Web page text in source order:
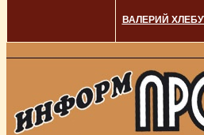
ВАЛЕРИЙ